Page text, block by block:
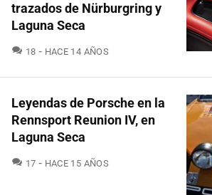
trazados de Nürburgring y
Laguna Seca
18 COMENTARIOS
HACE 14 AÑOS
Leyendas de Porsche en la
Rennsport Reunion IV, en
Laguna Seca
17 COMENTARIOS
HACE 15 AÑOS